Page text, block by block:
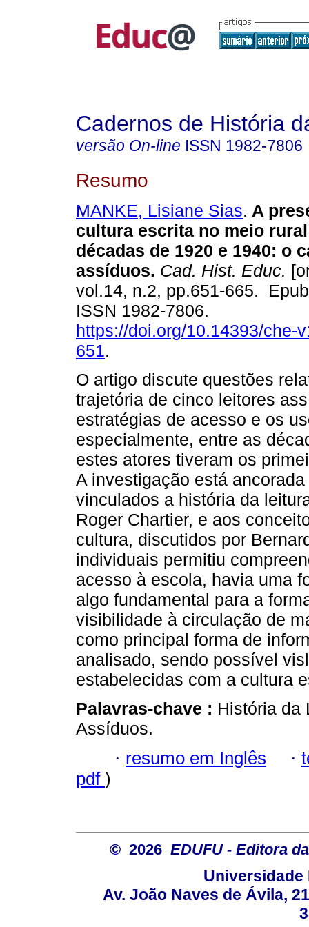
Cadernos de História
versão On-line ISSN 1982-7806
Resumo
MANKE, Lisiane Sias. A
cultura escrita no meio
décadas de 1920 e 1940: o
assíduos. Cad. Hist. Educ.
vol.14, n.2, pp.651-665.
ISSN 1982-7806.
https://doi.org/10.14393/che-
651.
O artigo discute questões
trajetória de cinco leitores
estratégias de acesso e os
especialmente, entre as
estes atores tiveram os
A investigação está
vinculados a história da
Roger Chartier, e aos
cultura, discutidos por
individuais permitiu
acesso à escola, havia uma
algo fundamental para a
visibilidade à circulação de
como principal forma de
analisado, sendo possível
estabelecidas com a cultura
Palavras-chave : História da
Assíduos.
· resumo em Inglês ·
pdf )
© 2026 EDUFU - Editora
Universidade
Av. João Naves de Ávila,